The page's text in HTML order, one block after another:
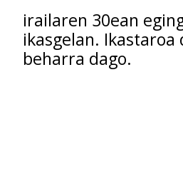
irailaren 30ean
ikasgelan.
beharra dago.